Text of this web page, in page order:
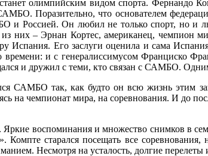
олимпийским видом спорта.
Поразительно, что основателем
и Россией. Он любил не только спорт, но и
них – Эрнан Кортес, американец, чемпион
Испания. Его заслуги оценила и сама
и с генералиссимусом Франциско
и дружил с теми, кто связан с САМБО.
САМБО так, как будто он всю жизнь этим
на чемпионат мира, на соревнования. И до
воспоминания и множество снимков в
старался посещать все соревнования,
Несмотря на усталость, долгие перелеты